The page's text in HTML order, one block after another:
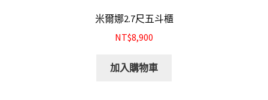
米爾娜2.7尺五斗櫃
NT$8,900
加入購物車